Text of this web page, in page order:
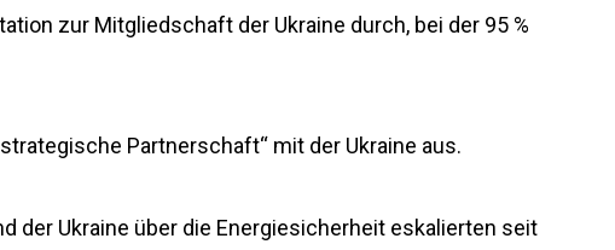
zur Mitgliedschaft der Ukraine durch, bei der 95 %
Partnerschaft“ mit der Ukraine aus.
der Ukraine über die Energiesicherheit eskalierten seit